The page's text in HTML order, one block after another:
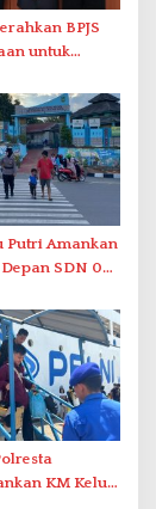
BPJS
untuk
Putri Amankan
SDN 001
KM Kelud